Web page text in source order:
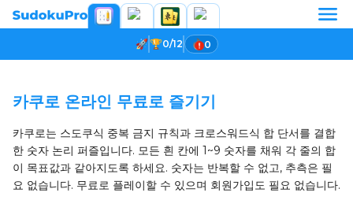
0/12 0
카쿠로 온라인 무료로 즐기기
카쿠로는 스도쿠식 중복 금지 규칙과 크로스워드식 합 단서를 결합
한 숫자 논리 퍼즐입니다. 모든 흰 칸에 1~9 숫자를 채워 각 줄의 합
이 목표값과 같아지도록 하세요. 숫자는 반복할 수 없고, 추측은 필
요 없습니다. 무료로 플레이할 수 있으며 회원가입도 필요 없습니다.